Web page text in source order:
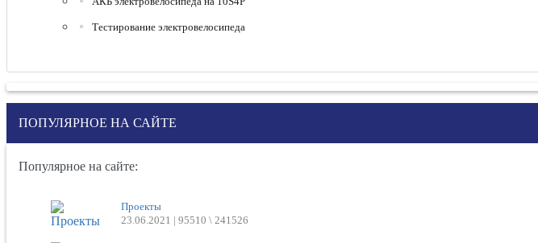
Тестирование электровелосипеда
ПОПУЛЯРНОЕ НА САЙТЕ
Популярное на сайте:
Проекты
23.06.2021 | 95510 \ 241526